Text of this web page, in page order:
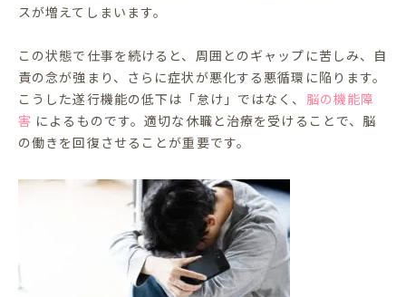
スが増えてしまいます。
この状態で仕事を続けると、周囲とのギャップに苦しみ、自
責の念が強まり、さらに症状が悪化する悪循環に陥ります。
こうした遂行機能の低下は「怠け」ではなく、 脳の機能障
害 によるものです。適切な休職と治療を受けることで、脳
の働きを回復させることが重要です。